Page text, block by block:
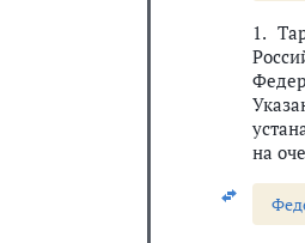
1.
на